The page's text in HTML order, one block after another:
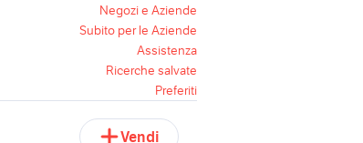
Negozi e Aziende
Subito per le Aziende
Assistenza
Ricerche salvate
Preferiti
Vendi